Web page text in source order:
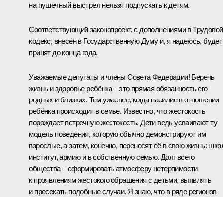
на пушечный выстрел нельзя подпускать к детям.
Соответствующий законопроект, с дополнениями в Трудовой
кодекс, внесён в Государственную Думу и, я надеюсь, будет
принят до конца года.
Уважаемые депутаты и члены Совета Федерации! Беречь
жизнь и здоровье ребёнка – это прямая обязанность его
родных и близких. Тем ужаснее, когда насилие в отношении
ребёнка происходит в семье. Известно, что жестокость
порождает встречную жестокость. Дети ведь усваивают ту
модель поведения, которую обычно демонстрируют им
взрослые, а затем, конечно, переносят её в свою жизнь:
институт, армию и в собственную семью. Долг всего
общества – сформировать атмосферу нетерпимости
к проявлениям жестокого обращения с детьми, выявлять
и пресекать подобные случаи. Я знаю, что в ряде регионов